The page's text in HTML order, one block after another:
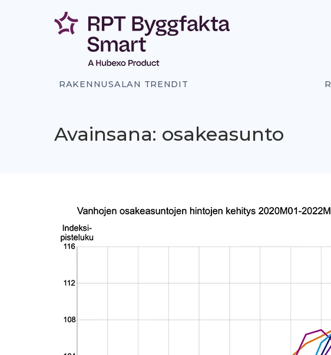
RAKENNUSALAN TRENDIT
Avainsana: osakeasunto